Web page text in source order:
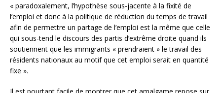
« paradoxalement, l’hypothèse sous-jacente à la fixité de
l’emploi et donc à la politique de réduction du temps de travail
afin de permettre un partage de l’emploi est la même que celle
qui sous-tend le discours des partis d’extrême droite quand ils
soutiennent que les immigrants « prendraient » le travail des
résidents nationaux au motif que cet emploi serait en quantité
fixe ».
Il est pourtant facile de montrer que cet amalgame repose sur